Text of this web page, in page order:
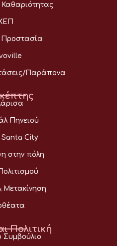
Καθαριότητας
ΚΕΠ
Προστασία
Παράπονα
Πηνειού
Santa City
στην πόλη
Μετακίνηση
Πολιτική
Συμβούλιο